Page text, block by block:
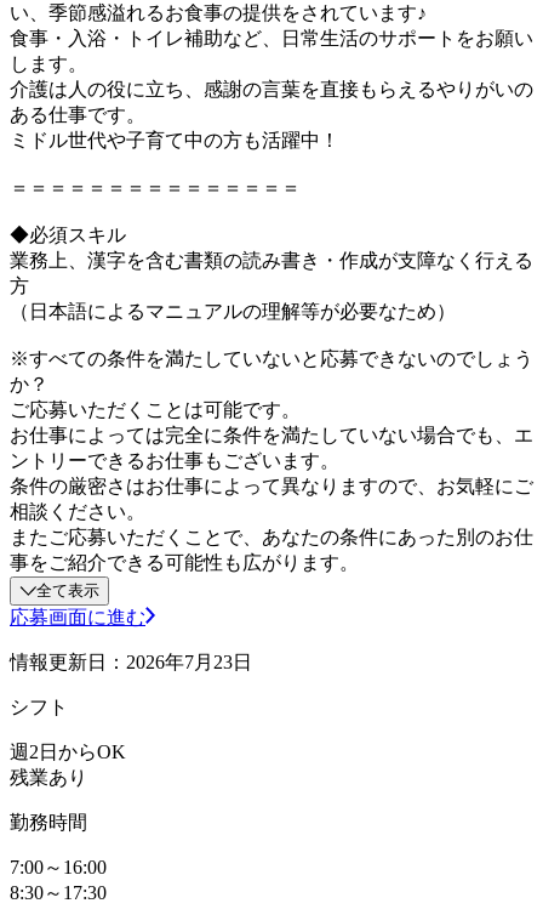
い、季節感溢れるお食事の提供をされています♪
食事・入浴・トイレ補助など、日常生活のサポートをお願い
します。
介護は人の役に立ち、感謝の言葉を直接もらえるやりがいの
ある仕事です。
ミドル世代や子育て中の方も活躍中！
＝＝＝＝＝＝＝＝＝＝＝＝＝＝＝
◆必須スキル
業務上、漢字を含む書類の読み書き・作成が支障なく行える
方
（日本語によるマニュアルの理解等が必要なため）
※すべての条件を満たしていないと応募できないのでしょう
か？
ご応募いただくことは可能です。
お仕事によっては完全に条件を満たしていない場合でも、エ
ントリーできるお仕事もございます。
条件の厳密さはお仕事によって異なりますので、お気軽にご
相談ください。
またご応募いただくことで、あなたの条件にあった別のお仕
事をご紹介できる可能性も広がります。
全て表示
応募画面に進む
情報更新日：2026年7月23日
シフト
週2日からOK
残業あり
勤務時間
7:00～16:00
8:30～17:30